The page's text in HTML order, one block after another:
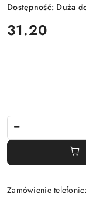
Dostępność: Duża
cena:
31.20
Zamówienie